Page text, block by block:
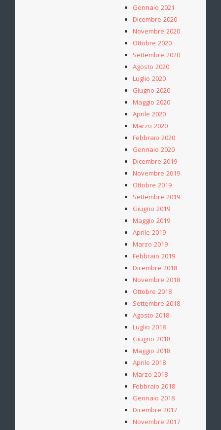
Gennaio 2021
Dicembre 2020
Novembre 2020
Ottobre 2020
Settembre 2020
Agosto 2020
Luglio 2020
Giugno 2020
Maggio 2020
Aprile 2020
Marzo 2020
Febbraio 2020
Gennaio 2020
Dicembre 2019
Novembre 2019
Ottobre 2019
Settembre 2019
Giugno 2019
Maggio 2019
Aprile 2019
Marzo 2019
Febbraio 2019
Dicembre 2018
Novembre 2018
Ottobre 2018
Settembre 2018
Agosto 2018
Luglio 2018
Giugno 2018
Maggio 2018
Aprile 2018
Marzo 2018
Febbraio 2018
Gennaio 2018
Dicembre 2017
Novembre 2017